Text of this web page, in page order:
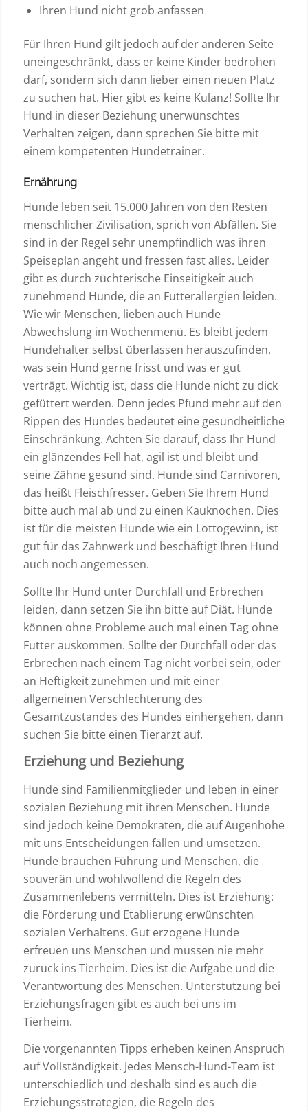
Ihren Hund nicht grob anfassen
Für Ihren Hund gilt jedoch auf der anderen Seite
uneingeschränkt, dass er keine Kinder bedrohen
darf, sondern sich dann lieber einen neuen Platz
zu suchen hat. Hier gibt es keine Kulanz! Sollte Ihr
Hund in dieser Beziehung unerwünschtes
Verhalten zeigen, dann sprechen Sie bitte mit
einem kompetenten Hundetrainer.
Ernährung
Hunde leben seit 15.000 Jahren von den Resten
menschlicher Zivilisation, sprich von Abfällen. Sie
sind in der Regel sehr unempfindlich was ihren
Speiseplan angeht und fressen fast alles. Leider
gibt es durch züchterische Einseitigkeit auch
zunehmend Hunde, die an Futterallergien leiden.
Wie wir Menschen, lieben auch Hunde
Abwechslung im Wochenmenü. Es bleibt jedem
Hundehalter selbst überlassen herauszufinden,
was sein Hund gerne frisst und was er gut
verträgt. Wichtig ist, dass die Hunde nicht zu dick
gefüttert werden. Denn jedes Pfund mehr auf den
Rippen des Hundes bedeutet eine gesundheitliche
Einschränkung. Achten Sie darauf, dass Ihr Hund
ein glänzendes Fell hat, agil ist und bleibt und
seine Zähne gesund sind. Hunde sind Carnivoren,
das heißt Fleischfresser. Geben Sie Ihrem Hund
bitte auch mal ab und zu einen Kauknochen. Dies
ist für die meisten Hunde wie ein Lottogewinn, ist
gut für das Zahnwerk und beschäftigt Ihren Hund
auch noch angemessen.
Sollte Ihr Hund unter Durchfall und Erbrechen
leiden, dann setzen Sie ihn bitte auf Diät. Hunde
können ohne Probleme auch mal einen Tag ohne
Futter auskommen. Sollte der Durchfall oder das
Erbrechen nach einem Tag nicht vorbei sein, oder
an Heftigkeit zunehmen und mit einer
allgemeinen Verschlechterung des
Gesamtzustandes des Hundes einhergehen, dann
suchen Sie bitte einen Tierarzt auf.
Erziehung und Beziehung
Hunde sind Familienmitglieder und leben in einer
sozialen Beziehung mit ihren Menschen. Hunde
sind jedoch keine Demokraten, die auf Augenhöhe
mit uns Entscheidungen fällen und umsetzen.
Hunde brauchen Führung und Menschen, die
souverän und wohlwollend die Regeln des
Zusammenlebens vermitteln. Dies ist Erziehung:
die Förderung und Etablierung erwünschten
sozialen Verhaltens. Gut erzogene Hunde
erfreuen uns Menschen und müssen nie mehr
zurück ins Tierheim. Dies ist die Aufgabe und die
Verantwortung des Menschen. Unterstützung bei
Erziehungsfragen gibt es auch bei uns im
Tierheim.
Die vorgenannten Tipps erheben keinen Anspruch
auf Vollständigkeit. Jedes Mensch-Hund-Team ist
unterschiedlich und deshalb sind es auch die
Erziehungsstrategien, die Regeln des